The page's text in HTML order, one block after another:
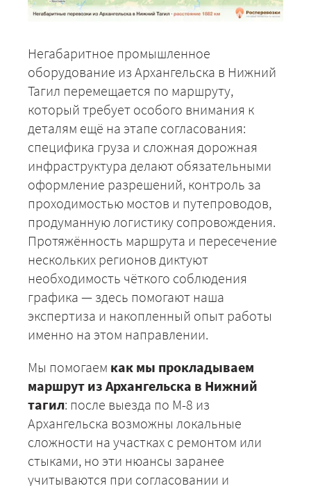
Негабаритное промышленное
оборудование из Архангельска в Нижний
Тагил перемещается по маршруту,
который требует особого внимания к
деталям ещё на этапе согласования:
специфика груза и сложная дорожная
инфраструктура делают обязательными
оформление разрешений, контроль за
проходимостью мостов и путепроводов,
продуманную логистику сопровождения.
Протяжённость маршрута и пересечение
нескольких регионов диктуют
необходимость чёткого соблюдения
графика — здесь помогают наша
экспертиза и накопленный опыт работы
именно на этом направлении.
Мы помогаем как мы прокладываем
маршрут из Архангельска в Нижний
тагил: после выезда по М-8 из
Архангельска возможны локальные
сложности на участках с ремонтом или
стыками, но эти нюансы заранее
учитываются при согласовании и